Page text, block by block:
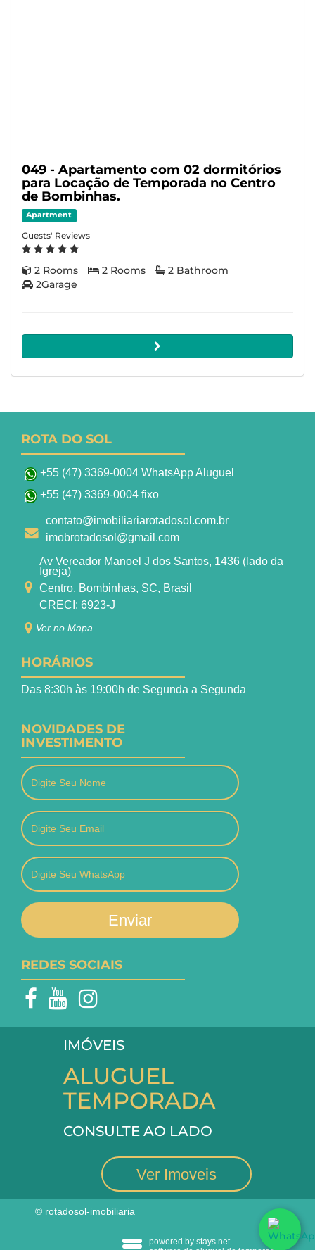
049 - Apartamento com 02 dormitórios
para Locação de Temporada no Centro
de Bombinhas.
Apartment
Guests' Reviews
2 Rooms 2 Rooms
2 Bathroom
2Garage
ROTA DO SOL
+55 (47) 3369-0004 WhatsApp Aluguel
+55 (47) 3369-0004 fixo
contato@imobiliariarotadosol.com.br
imobrotadosol@gmail.com
Av Vereador Manoel J dos Santos, 1436 (lado da
Igreja)
Centro, Bombinhas, SC, Brasil
CRECI: 6923-J
Ver no Mapa
HORÁRIOS
Das 8:30h às 19:00h de Segunda a Segunda
NOVIDADES DE
INVESTIMENTO
Enviar
REDES SOCIAIS
IMÓVEIS
ALUGUEL
TEMPORADA
CONSULTE AO LADO
Ver Imoveis
© rotadosol-imobiliaria
powered by stays.net